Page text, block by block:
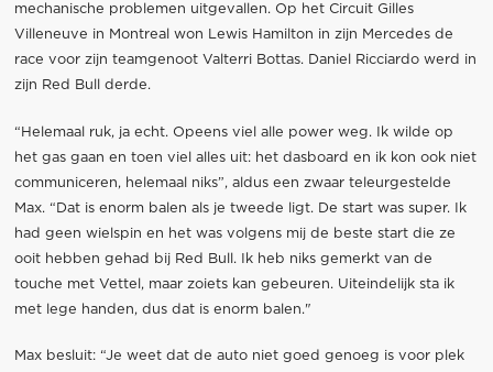
mechanische problemen uitgevallen. Op het Circuit Gilles
Villeneuve in Montreal won Lewis Hamilton in zijn Mercedes de
race voor zijn teamgenoot Valterri Bottas. Daniel Ricciardo werd in
zijn Red Bull derde.
“Helemaal ruk, ja echt. Opeens viel alle power weg. Ik wilde op
het gas gaan en toen viel alles uit: het dasboard en ik kon ook niet
communiceren, helemaal niks”, aldus een zwaar teleurgestelde
Max. “Dat is enorm balen als je tweede ligt. De start was super. Ik
had geen wielspin en het was volgens mij de beste start die ze
ooit hebben gehad bij Red Bull. Ik heb niks gemerkt van de
touche met Vettel, maar zoiets kan gebeuren. Uiteindelijk sta ik
met lege handen, dus dat is enorm balen."
Max besluit: “Je weet dat de auto niet goed genoeg is voor plek